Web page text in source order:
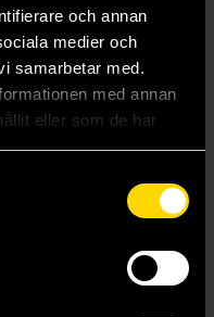
och annan
medier och
samarbetar med.
med annan
eller som de har
tjänster.
kr